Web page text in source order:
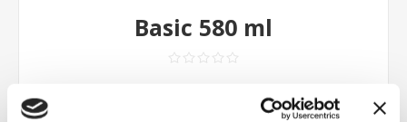
Basic 580 ml